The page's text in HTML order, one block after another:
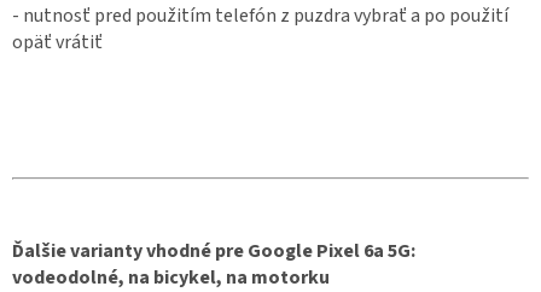
- nutnosť pred použitím telefón z puzdra vybrať a po použití
opäť vrátiť
Ďalšie varianty vhodné pre Google Pixel 6a 5G:
vodeodolné, na bicykel, na motorku